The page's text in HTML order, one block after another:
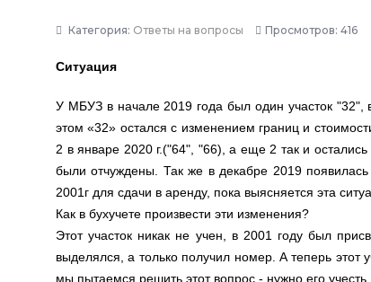
Категория: Ответы на вопросы Просмотров: 416
Ситуация
У МБУЗ в начале 2019 года был один участок "32",
этом «32» остался с изменением границ и
2 в январе 2020 г.("64", "66), а еще 2 так и
были отчуждены. Так же в декабре 2019
2001г для сдачи в аренду, пока выясняется эта
Как в бухучете произвести эти изменения?
Этот участок никак не учен, в 2001 году был
выделялся, а только получил номер. А теперь этот
мы пытаемся решить этот вопрос - нужно его